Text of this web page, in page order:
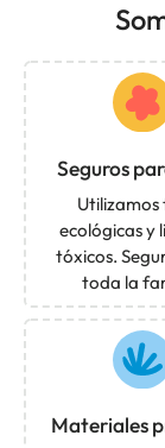
Seguros
Utilizamos
ecológicas y
tóxicos.
toda la
Materiales